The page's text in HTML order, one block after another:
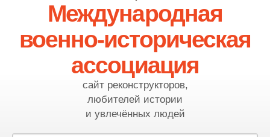
Международная
военно-историческая
ассоциация
сайт реконструкторов,
любителей истории
и увлечённых людей